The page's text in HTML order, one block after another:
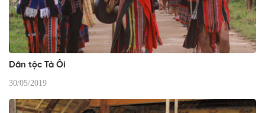
Dân tộc Tà Ôi
30/05/2019